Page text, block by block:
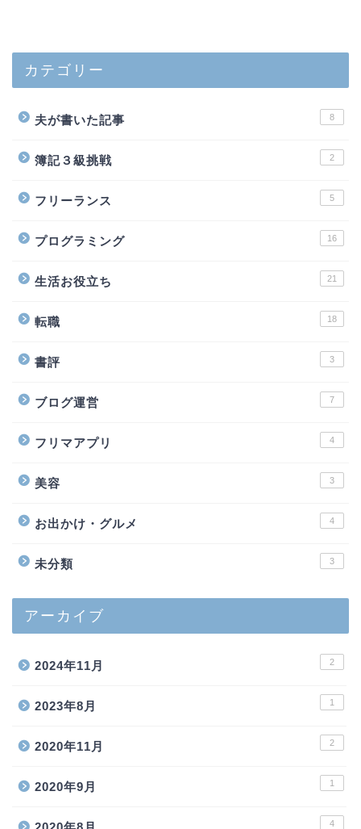
カテゴリー
夫が書いた記事 8
簿記３級挑戦 2
フリーランス 5
プログラミング 16
生活お役立ち 21
転職 18
書評 3
ブログ運営 7
フリマアプリ 4
美容 3
お出かけ・グルメ 4
未分類 3
アーカイブ
2024年11月 2
2023年8月 1
2020年11月 2
2020年9月 1
4